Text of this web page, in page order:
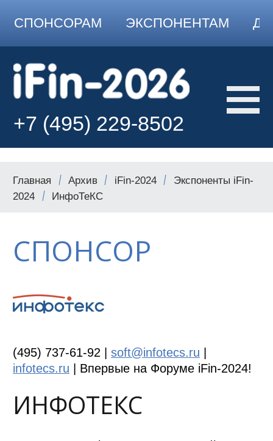
СПОНСОРАМ ЭКСПОНЕНТАМ
+7 (495) 229-8502
Главная Архив iFin-2024
Экспоненты iFin-
2024
ИнфоТеКС
СПОНСОР
(495) 737-61-92 |soft@infotecs.ru
infotecs.ru
Впервые на Форуме iFin-2024!
ИНФОТЕКС